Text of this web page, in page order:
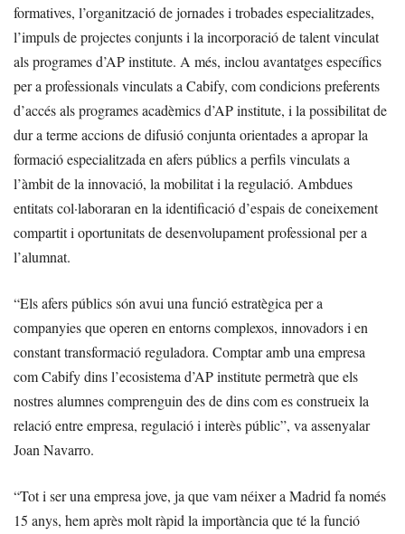
formatives, l’organització de jornades i trobades especialitzades,
l’impuls de projectes conjunts i la incorporació de talent vinculat
als programes d’AP institute. A més, inclou avantatges específics
per a professionals vinculats a Cabify, com condicions preferents
d’accés als programes acadèmics d’AP institute, i la possibilitat de
dur a terme accions de difusió conjunta orientades a apropar la
formació especialitzada en afers públics a perfils vinculats a
l’àmbit de la innovació, la mobilitat i la regulació. Ambdues
entitats col·laboraran en la identificació d’espais de coneixement
compartit i oportunitats de desenvolupament professional per a
l’alumnat.
“Els afers públics són avui una funció estratègica per a
companyies que operen en entorns complexos, innovadors i en
constant transformació reguladora. Comptar amb una empresa
com Cabify dins l’ecosistema d’AP institute permetrà que els
nostres alumnes comprenguin des de dins com es construeix la
relació entre empresa, regulació i interès públic”, va assenyalar
Joan Navarro.
“Tot i ser una empresa jove, ja que vam néixer a Madrid fa només
15 anys, hem après molt ràpid la importància que té la funció